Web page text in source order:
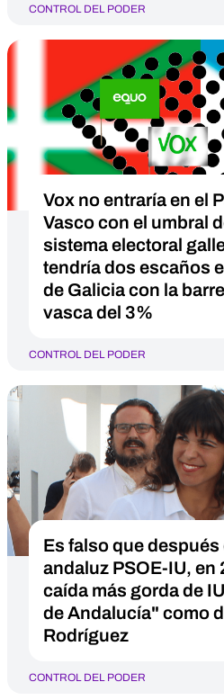
CONTROL DEL PODER
Vox no entraría en el
Vasco con el umbral
sistema electoral
tendría dos escaños
de Galicia con la
vasca del 3%
CONTROL DEL PODER
Es falso que
andaluz PSOE-IU,
caída más gorda de
de Andalucía" como
Rodríguez
CONTROL DEL PODER